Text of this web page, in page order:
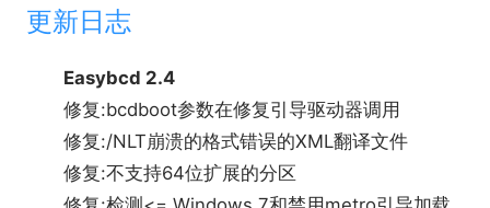
更新日志
Easybcd 2.4
修复:bcdboot参数在修复引导驱动器调用
修复:/NLT崩溃的格式错误的XML翻译文件
修复:不支持64位扩展的分区